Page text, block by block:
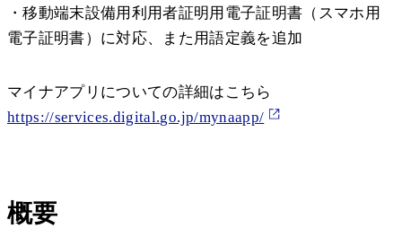
・移動端末設備用利用者証明用電子証明書（スマホ用
電子証明書）に対応、また用語定義を追加
マイナアプリについての詳細はこちら
https://services.digital.go.jp/mynaapp/
概要